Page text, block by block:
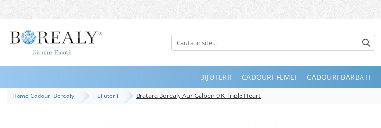
Bijuterii
Inele
Bratari
BIJUTERII CADOURI FEMEI CADOURI BARBATI
Home Cadouri Borealy Bijuterii Bratara Borealy Aur Galben 9 K Triple Heart